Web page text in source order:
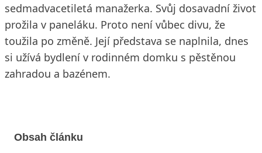
sedmadvacetiletá manažerka. Svůj dosavadní život
prožila v paneláku. Proto není vůbec divu, že
toužila po změně. Její představa se naplnila, dnes
si užívá bydlení v rodinném domku s pěstěnou
zahradou a bazénem.
Obsah článku